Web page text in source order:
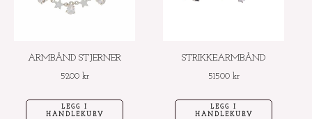
ARMBÅND STJERNER
5200 kr
LEGG I
HANDLEKURV
STRIKKEARMBÅND
51500 kr
LEGG I
HANDLEKURV